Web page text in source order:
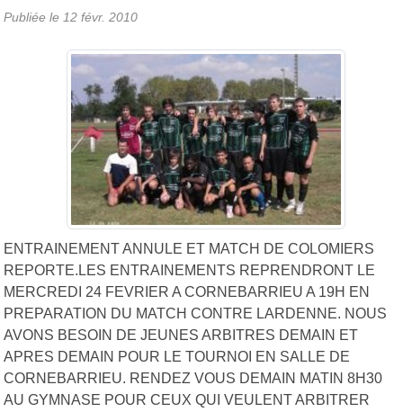
Publiée le 12 févr. 2010
ENTRAINEMENT ANNULE ET MATCH DE COLOMIERS
REPORTE.LES ENTRAINEMENTS REPRENDRONT LE
MERCREDI 24 FEVRIER A CORNEBARRIEU A 19H EN
PREPARATION DU MATCH CONTRE LARDENNE. NOUS
AVONS BESOIN DE JEUNES ARBITRES DEMAIN ET
APRES DEMAIN POUR LE TOURNOI EN SALLE DE
CORNEBARRIEU. RENDEZ VOUS DEMAIN MATIN 8H30
AU GYMNASE POUR CEUX QUI VEULENT ARBITRER